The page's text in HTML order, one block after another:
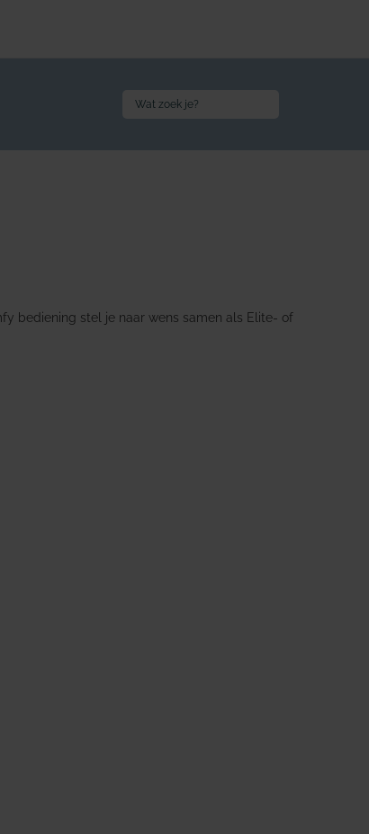
for:
bediening stel je naar wens samen als Elite- of